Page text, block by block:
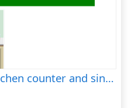
openclipart圖庫：Kitchen counter and sink from Glitch